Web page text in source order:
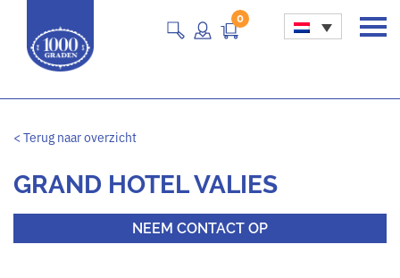
Main Navigation
0
< Terug naar overzicht
GRAND HOTEL VALIES
NEEM CONTACT OP